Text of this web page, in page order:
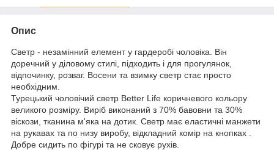
Опис
Светр - незамінний елемент у гардеробі чоловіка. Він
доречний у діловому стилі, підходить і для прогулянок,
відпочинку, розваг. Восени та взимку светр стає просто
необхідним.
Турецький чоловічий светр Better Lifе коричневого кольору
великого розміру. Виріб виконаний з 70% бавовни та 30%
віскози, тканина м'яка на дотик. Светр має еластичні манжети
на рукавах та по низу виробу, відкладний комір на кнопках .
Добре сидить по фігурі та не сковує рухів.